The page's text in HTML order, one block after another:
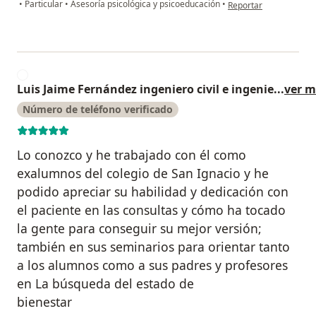
• Particular • Asesoría psicológica y psicoeducación • Reportar
Luis Jaime Fernández ingeniero civil e ingenie...ver
Número de teléfono verificado
Lo conozco y he trabajado con él como
exalumnos del colegio de San Ignacio y he
podido apreciar su habilidad y dedicación con
el paciente en las consultas y cómo ha tocado
la gente para conseguir su mejor versión;
también en sus seminarios para orientar tanto
a los alumnos como a sus padres y profesores
en La búsqueda del estado de
bienestar